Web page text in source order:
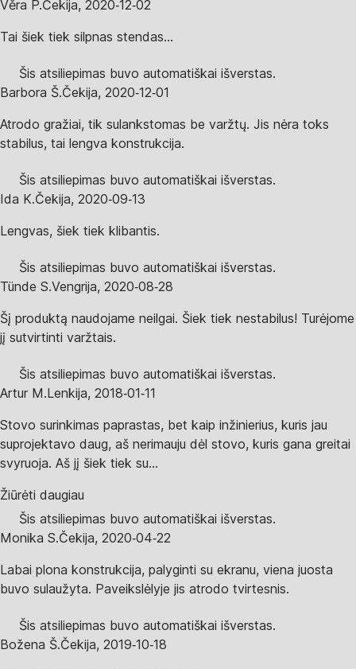
Věra P.Čekija, 2020‑12‑02
Tai šiek tiek silpnas stendas...
Šis atsiliepimas buvo automatiškai išverstas.
Barbora Š.Čekija, 2020‑12‑01
Atrodo gražiai, tik sulankstomas be varžtų. Jis nėra toks
stabilus, tai lengva konstrukcija.
Šis atsiliepimas buvo automatiškai išverstas.
Ida K.Čekija, 2020‑09‑13
Lengvas, šiek tiek klibantis.
Šis atsiliepimas buvo automatiškai išverstas.
Tünde S.Vengrija, 2020‑08‑28
Šį produktą naudojame neilgai. Šiek tiek nestabilus! Turėjome
jį sutvirtinti varžtais.
Šis atsiliepimas buvo automatiškai išverstas.
Artur M.Lenkija, 2018‑01‑11
Stovo surinkimas paprastas, bet kaip inžinierius, kuris jau
suprojektavo daug, aš nerimauju dėl stovo, kuris gana greitai
svyruoja. Aš jį šiek tiek su...
Žiūrėti daugiau
Šis atsiliepimas buvo automatiškai išverstas.
Monika S.Čekija, 2020‑04‑22
Labai plona konstrukcija, palyginti su ekranu, viena juosta
buvo sulaužyta. Paveikslėlyje jis atrodo tvirtesnis.
Šis atsiliepimas buvo automatiškai išverstas.
Božena Š.Čekija, 2019‑10‑18